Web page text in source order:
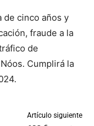
de cinco años y
fraude a la
de
Cumplirá la
Artículo siguiente